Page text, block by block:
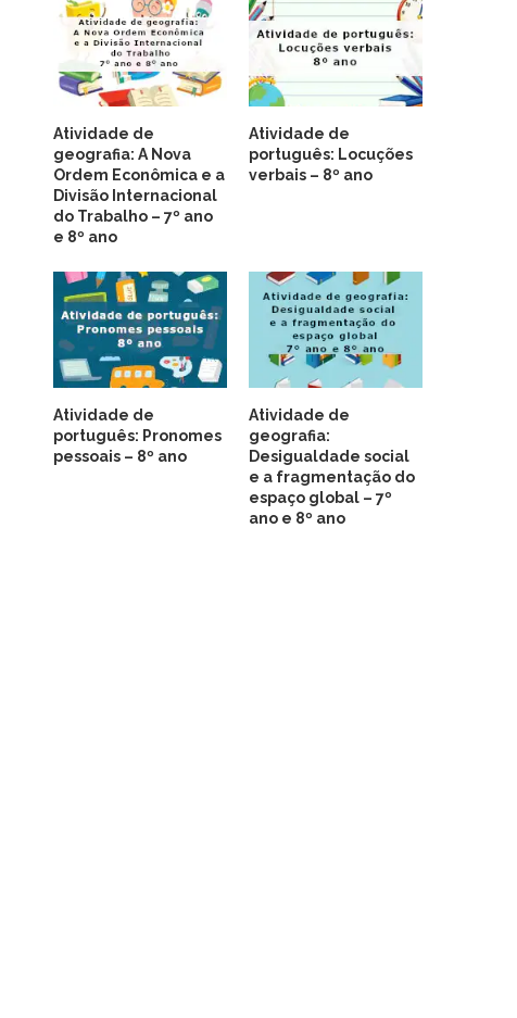
Atividade de
geografia: A Nova
Ordem Econômica e a
Divisão Internacional
do Trabalho – 7º ano
e 8º ano
Atividade de
português: Locuções
verbais – 8º ano
Atividade de
português: Pronomes
pessoais – 8º ano
Atividade de
geografia:
Desigualdade social
e a fragmentação do
espaço global – 7º
ano e 8º ano